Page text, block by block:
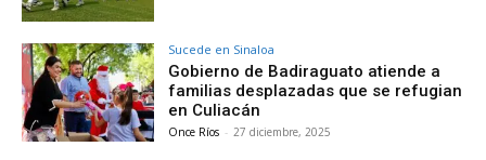
Sucede en Sinaloa
Gobierno de Badiraguato atiende a
familias desplazadas que se refugian
en Culiacán
Once Ríos - 27 diciembre, 2025